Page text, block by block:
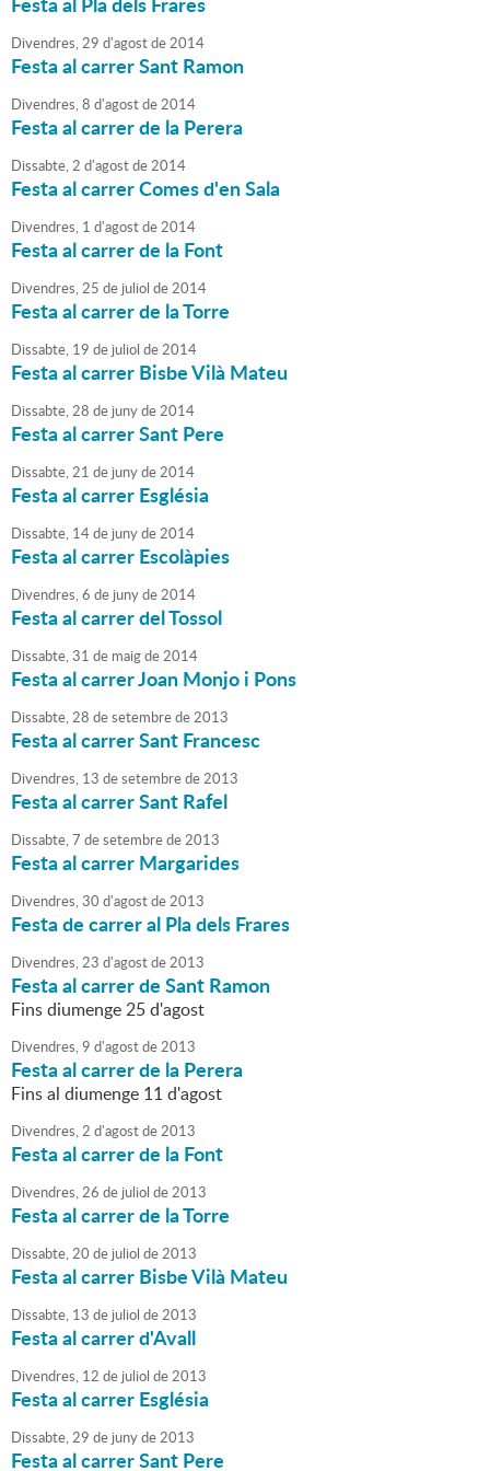
Divendres,29 d'agostde2014
Festa al carrer Sant Ramon
Divendres,8 d'agostde2014
Festa al carrer de la Perera
Dissabte,2 d'agostde2014
Festa al carrer Comes d'en Sala
Divendres, 1 d'agostde2014
Festa al carrer de la Font
Divendres,25 de juliol de2014
Festa al carrer de la Torre
Dissabte, 19 de juliol de2014
Festa al carrer Bisbe Vilà Mateu
Dissabte,28 de junyde2014
Festa al carrer Sant Pere
Dissabte,21 de junyde2014
Festa al carrer Església
Dissabte, 14de junyde2014
Festa al carrer Escolàpies
Divendres,6 de junyde2014
Festa al carrer del Tossol
Dissabte,31 de maigde2014
Festa al carrer Joan Monjo i Pons
Dissabte,28 desetembrede2013
Festa al carrer Sant Francesc
Divendres, 13 desetembrede2013
Festa al carrer Sant Rafel
Dissabte,7 desetembrede2013
Festa al carrer Margarides
Divendres,30 d'agostde2013
Festa de carrer al Pla dels Frares
Divendres,23 d'agostde2013
Festa al carrer de Sant Ramon
Fins diumenge 25 d'agost
Divendres,9 d'agostde2013
Festa al carrer de la Perera
Fins al diumenge 11 d'agost
Divendres,2 d'agostde2013
Festa al carrer de la Font
Divendres,26 de juliol de2013
Festa al carrer de la Torre
Dissabte,20 de juliol de2013
Festa al carrer Bisbe Vilà Mateu
Dissabte, 13 de juliol de2013
Festa al carrer d'Avall
Divendres, 12 de juliol de2013
Festa al carrer Església
Dissabte,29 de junyde2013
Festa al carrer Sant Pere